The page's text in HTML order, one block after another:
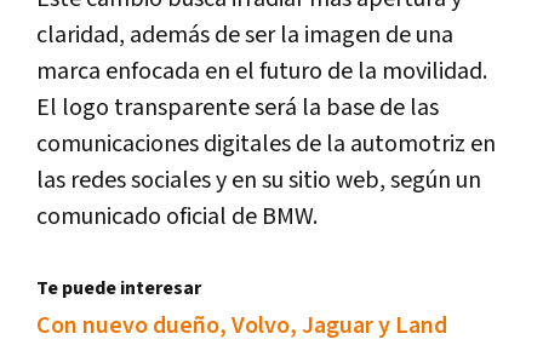
claridad, además de ser la imagen de una
marca enfocada en el futuro de la movilidad.
El logo transparente será la base de las
comunicaciones digitales de la automotriz en
las redes sociales y en su sitio web, según un
comunicado oficial de BMW.
Te puede interesar
Con nuevo dueño, Volvo, Jaguar y Land